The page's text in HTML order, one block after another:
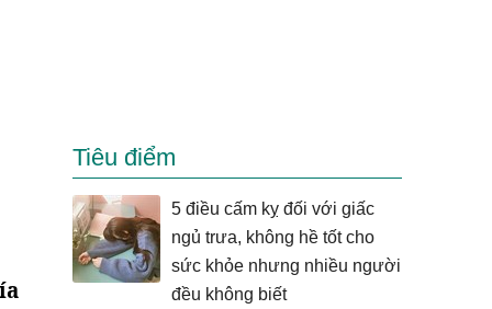
Tiêu điểm
5 điều cấm kỵ đối với giấc
ngủ trưa, không hề tốt cho
sức khỏe nhưng nhiều người
đều không biết